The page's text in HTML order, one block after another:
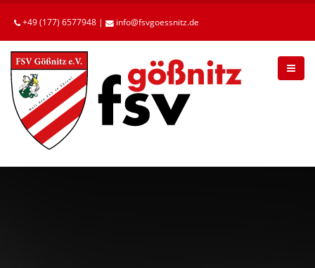
Betätigen
die
Enter-
Taste,
um
zum
Hauptinhalt
gelangen.
+49 (177) 6577948 | info fsvgoessnitz de